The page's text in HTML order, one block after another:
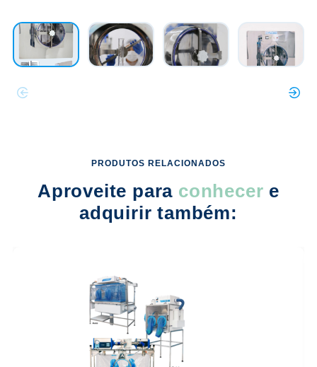
PRODUTOS RELACIONADOS
Aproveite para conhecer e
adquirir também: